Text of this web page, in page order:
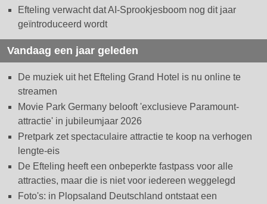
Efteling verwacht dat AI-Sprookjesboom nog dit jaar
geïntroduceerd wordt
Vandaag een jaar geleden
De muziek uit het Efteling Grand Hotel is nu online te
streamen
Movie Park Germany belooft 'exclusieve Paramount-
attractie' in jubileumjaar 2026
Pretpark zet spectaculaire attractie te koop na verhogen
lengte-eis
De Efteling heeft een onbeperkte fastpass voor alle
attracties, maar die is niet voor iedereen weggelegd
Foto's: in Plopsaland Deutschland ontstaat een